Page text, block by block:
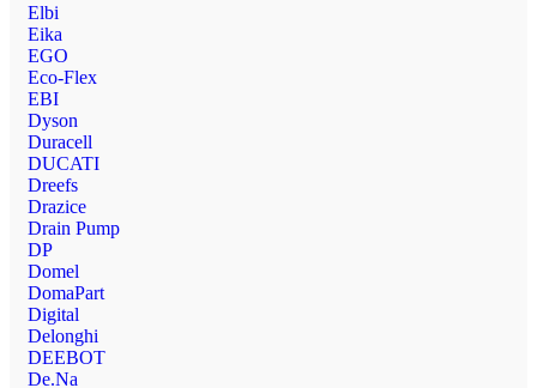
Elbi
Eika
EGO
Eco-Flex
EBI
Dyson
Duracell
DUCATI
Dreefs
Drazice
Drain Pump
DP
Domel
DomaPart
Digital
Delonghi
DEEBOT
De.Na